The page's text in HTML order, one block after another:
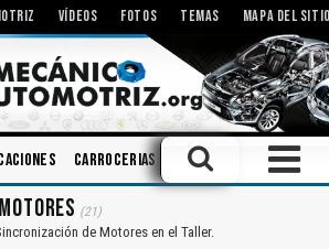
VÍDEOS FOTOS TEMAS MAPA DEL
Carrocerias Bielas Tecnologías
(21)
de Motores en el Taller.